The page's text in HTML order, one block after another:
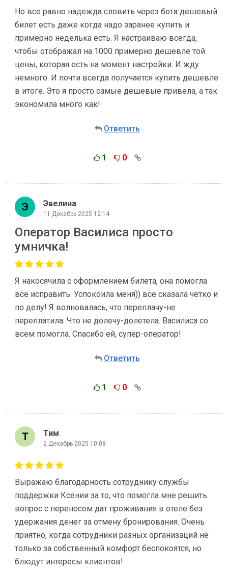
Но все равно надежда словить через бота дешевый
билет есть даже когда надо заранее купить и
примерно неделька есть. Я настраиваю всегда,
чтобы отображал на 1000 примерно дешевле той
цены, которая есть на момент настройки. И жду
немного. И почти всегда получается купить дешевле
в итоге. Это я просто самые дешевые привела, а так
экономила много как!
Ответить
1 0
Эвелина
11 Декабрь 2025 12:14
Оператор Василиса просто
умничка!
Я накосячила с оформлением билета, она помогла
все исправить. Успокоила меня)) все сказала четко и
по делу! Я волновалась, что переплачу-не
переплатила. Что не долечу-долетела. Василиса со
всем помогла. Спасибо ей, супер-оператор!
Ответить
1 0
Тим
2 Декабрь 2025 10:08
Выражаю благодарность сотруднику службы
поддержки Ксении за то, что помогла мне решить
вопрос с переносом дат проживания в отеле без
удержания денег за отмену бронирования. Очень
приятно, когда сотрудники разных организаций не
только за собственный комфорт беспокоятся, но
блюдут интересы клиентов!